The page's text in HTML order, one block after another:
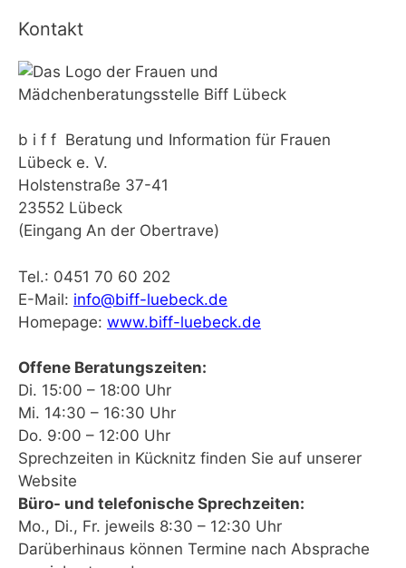
Kontakt
b i f f Beratung und Information für Frauen
Lübeck e. V.
Holstenstraße 37-41
23552 Lübeck
(Eingang An der Obertrave)
Tel.: 0451 70 60 202
E-Mail: info@biff-luebeck.de
Homepage: www.biff-luebeck.de
Offene Beratungszeiten:
Di. 15:00 – 18:00 Uhr
Mi. 14:30 – 16:30 Uhr
Do. 9:00 – 12:00 Uhr
Sprechzeiten in Kücknitz finden Sie auf unserer
Website
Büro- und telefonische Sprechzeiten:
Mo., Di., Fr. jeweils 8:30 – 12:30 Uhr
Darüberhinaus können Termine nach Absprache